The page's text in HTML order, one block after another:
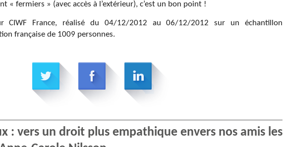
« fermiers » (avec accès à l’extérieur), c’est un bon point !
CIWF France, réalisé du 04/12/2012 au 06/12/2012 sur un échantillon
française de 1009 personnes.
: vers un droit plus empathique envers nos amis les